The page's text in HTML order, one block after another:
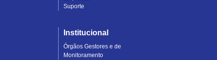
Suporte
Institucional
Órgãos Gestores e de
Monitoramento